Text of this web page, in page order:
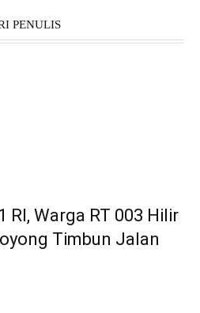
PENULIS
RI, Warga RT 003 Hilir
Timbun Jalan